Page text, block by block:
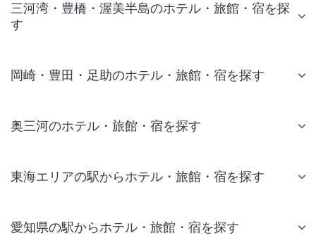
三河湾・豊橋・渥美半島のホテル・旅館・宿を探
す
岡崎・豊田・足助のホテル・旅館・宿を探す
奥三河のホテル・旅館・宿を探す
東海エリアの駅からホテル・旅館・宿を探す
愛知県の駅からホテル・旅館・宿を探す